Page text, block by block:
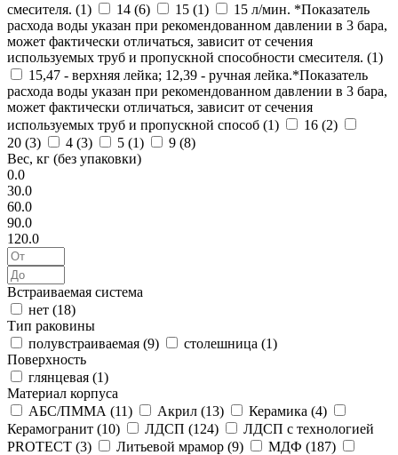
смесителя. (1) 14 (6) 15 (1)
15 л/мин. *Показатель
расхода воды указан при рекомендованном давлении в 3 бара,
может фактически отличаться, зависит от сечения
используемых труб и пропускной способности смесителя. (1)
15,47 - верхняя лейка; 12,39 - ручная лейка.*Показатель
расхода воды указан при рекомендованном давлении в 3 бара,
может фактически отличаться, зависит от сечения
используемых труб и пропускной способ (1) 16 (2)
20 (3) 4 (3) 5 (1) 9 (8)
Вес, кг (без упаковки)
0.0
30.0
60.0
90.0
120.0
Встраиваемая система
нет (18)
Тип раковины
полувстраиваемая (9) столешница (1)
Поверхность
глянцевая (1)
Материал корпуса
АБС/ПММА (11) Акрил (13) Керамика (4)
Керамогранит (10) ЛДСП (124)
ЛДСП с технологией
PROTECT (3) Литьевой мрамор (9) МДФ (187)